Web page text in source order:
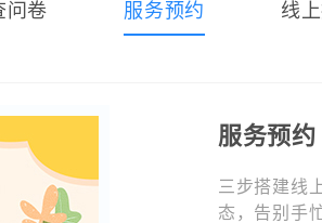
问卷 服务预约 线
服务预约
三步搭建线
态，告别手